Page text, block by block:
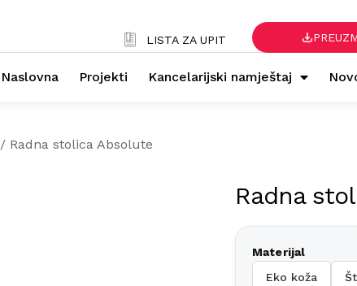
LISTA ZA UPIT
Naslovna Projekti Kancelarijski namještaj
/ Radna stolica Absolute
Radna
Materijal
Eko koža